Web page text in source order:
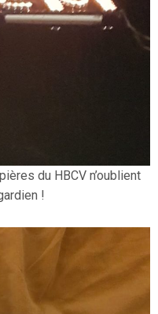
du HBCV n’oublient
!